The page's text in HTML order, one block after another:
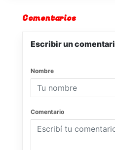
Comentarios
Escribir un
Nombre
Comentario